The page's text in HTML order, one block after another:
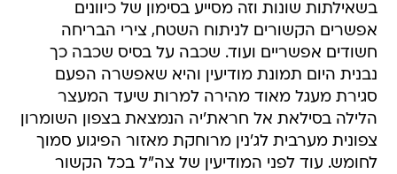
בשאילתות שונות וזה מסייע בסימון של כיוונים
אפשרים הקשורים לניתוח השטח, צירי הבריחה
חשודים אפשריים ועוד. שכבה על בסיס שכבה כך
נבנית היום תמונת מודיעין והיא שאפשרה הפעם
סגירת מעגל מאוד מהירה למרות שיעד המעצר
הלילה בסילאת אל חראת'יה הנמצאת בצפון השומרון
צפונית מערבית לג'נין מרוחקת מאזור הפיגוע סמוך
לחומש. עוד לפני המודיעין של צה"ל בכל הקשור